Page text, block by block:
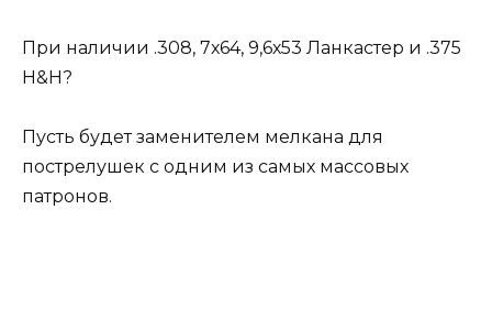
При наличии .308, 7х64, 9,6х53 Ланкастер и .375
H&H?
Пусть будет заменителем мелкана для
пострелушек с одним из самых массовых
патронов.